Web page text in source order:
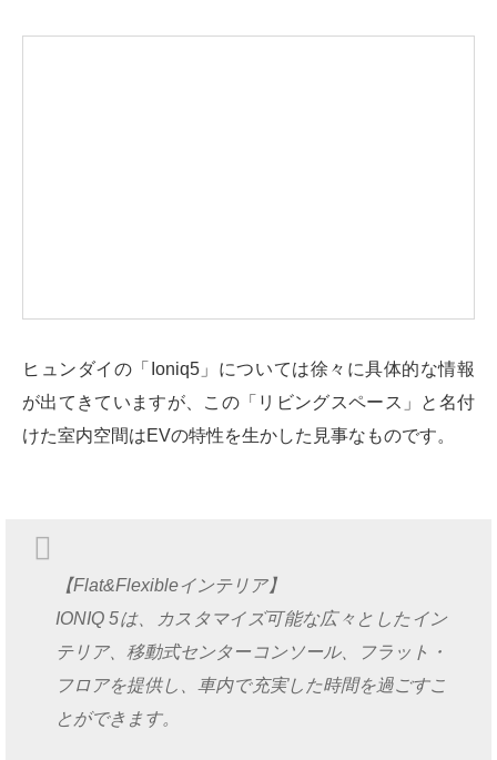
ヒュンダイの「Ioniq5」については徐々に具体的な情報
が出てきていますが、この「リビングスペース」と名付
けた室内空間はEVの特性を生かした見事なものです。
【Flat&Flexibleインテリア】
IONIQ 5は、カスタマイズ可能な広々としたイン
テリア、移動式センターコンソール、フラット・
フロアを提供し、車内で充実した時間を過ごすこ
とができます。